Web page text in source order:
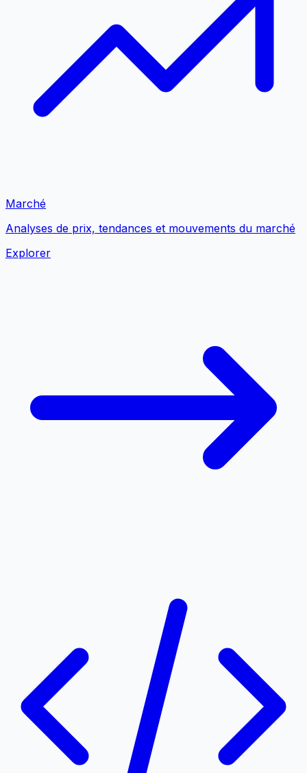
Marché
Analyses de prix, tendances et mouvements du marché
Explorer